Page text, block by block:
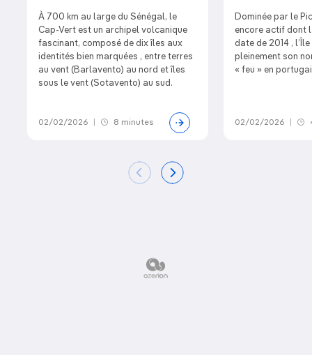
À 700 km au large du Sénégal, le
Cap-Vert est un archipel volcanique
fascinant, composé de dix îles aux
identités bien marquées , entre terres
au vent (Barlavento) au nord et îles
sous le vent (Sotavento) au sud.
02/02/2026 8 minutes
Dominée par le
encore actif dont
date de 2014 ,
pleinement son
« feu » en
02/02/2026